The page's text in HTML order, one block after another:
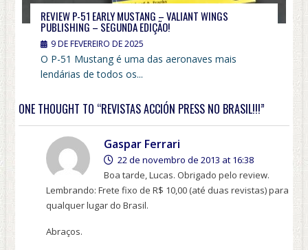
REVIEW P-51 EARLY MUSTANG – VALIANT WINGS
PUBLISHING – SEGUNDA EDIÇÃO!
9 DE FEVEREIRO DE 2025
O P-51 Mustang é uma das aeronaves mais
lendárias de todos os...
ONE THOUGHT TO “REVISTAS ACCIÓN PRESS NO BRASIL!!!”
Gaspar Ferrari
22 de novembro de 2013 at 16:38
Boa tarde, Lucas. Obrigado pelo review.
Lembrando: Frete fixo de R$ 10,00 (até duas revistas) para
qualquer lugar do Brasil.
Abraços.